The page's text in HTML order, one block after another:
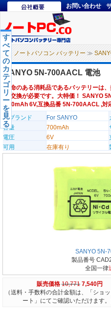
お問い合わせ
ノートパソコン バッテリー ≫
す
べ
て
の
カ
テ
ゴ
リ
ー
を
見
る
SANYO 5N-700AACL 電池
寿命のある消耗品であるバッテリーは
ー交換が必要です。大特価！ SANYO
700mAh 6V,互換品番 5N-700AACL ,
のブランド
For SANYO
容量
700mAh
電圧
6V
可用
在庫有り
SANYO 5N-
製品番号
全国一律
販売価格 10,771 7,540円
（送料・手数料の合計金額は、「ショ
ート」にてご確認いただけます。